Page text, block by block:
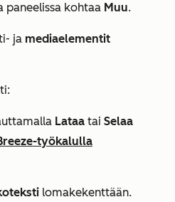
paneelissa kohtaa Muu.
ja mediaelementit
Lataa tai Selaa
työkalulla
lomakekenttään.